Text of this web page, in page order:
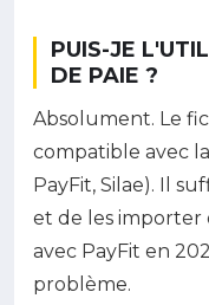
PUIS-JE
DE PAIE ?
Absolument. Le
compatible avec
PayFit, Silae). Il
et de les importer
avec PayFit en
problème.